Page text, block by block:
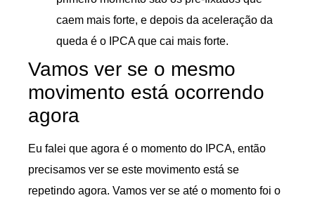
caem mais forte, e depois da aceleração da
queda é o IPCA que cai mais forte.
Vamos ver se o mesmo
movimento está ocorrendo
agora
Eu falei que agora é o momento do IPCA, então
precisamos ver se este movimento está se
repetindo agora. Vamos ver se até o momento foi o